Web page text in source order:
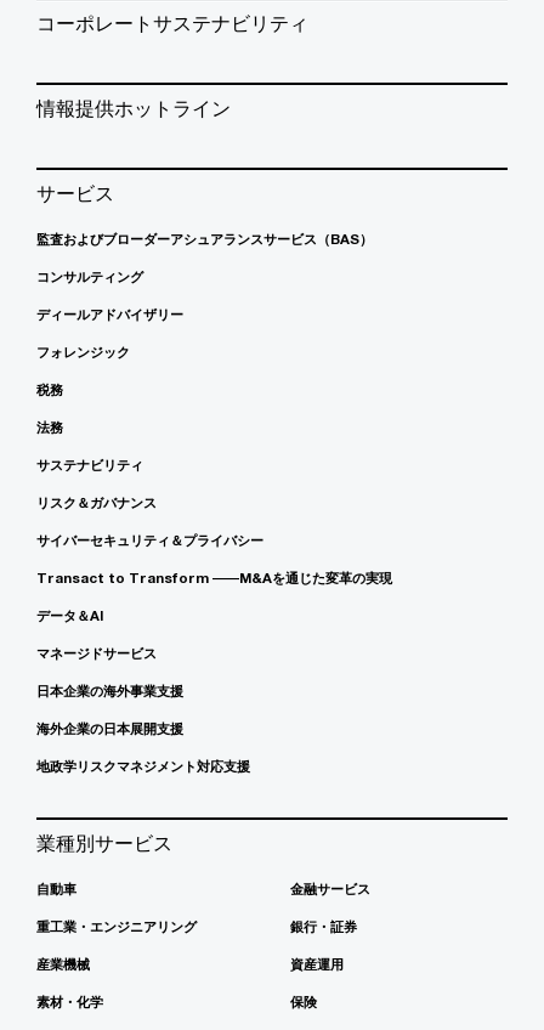
コーポレートサステナビリティ
情報提供ホットライン
サービス
監査およびブローダーアシュアランスサービス（BAS）
コンサルティング
ディールアドバイザリー
フォレンジック
税務
法務
サステナビリティ
リスク＆ガバナンス
サイバーセキュリティ＆プライバシー
Transact to Transform ――M&Aを通じた変革の実現
データ＆AI
マネージドサービス
日本企業の海外事業支援
海外企業の日本展開支援
地政学リスクマネジメント対応支援
業種別サービス
自動車
重工業・エンジニアリング
産業機械
素材・化学
金融サービス
銀行・証券
資産運用
保険